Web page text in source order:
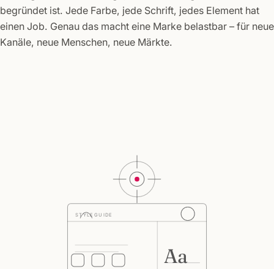
Aa
STYLEGUIDE
begründet ist. Jede Farbe, jede Schrift, jedes Element hat
einen Job. Genau das macht eine Marke belastbar – für neue
Kanäle, neue Menschen, neue Märkte.